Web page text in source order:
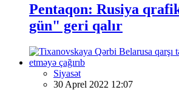
Pentaqon: Rusiya
gün" geri qalır
Siyasət
30 Aprel 2022 12:07